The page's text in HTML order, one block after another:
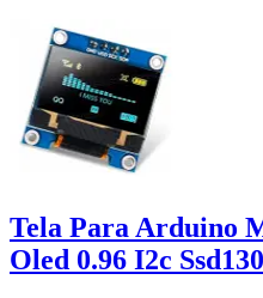
Tela Para Arduino
Oled 0.96 I2c